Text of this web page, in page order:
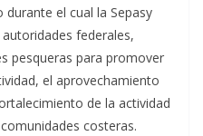
el cual la Sepasy
federales,
pesqueras para promover
el aprovechamiento
de la actividad
costeras.